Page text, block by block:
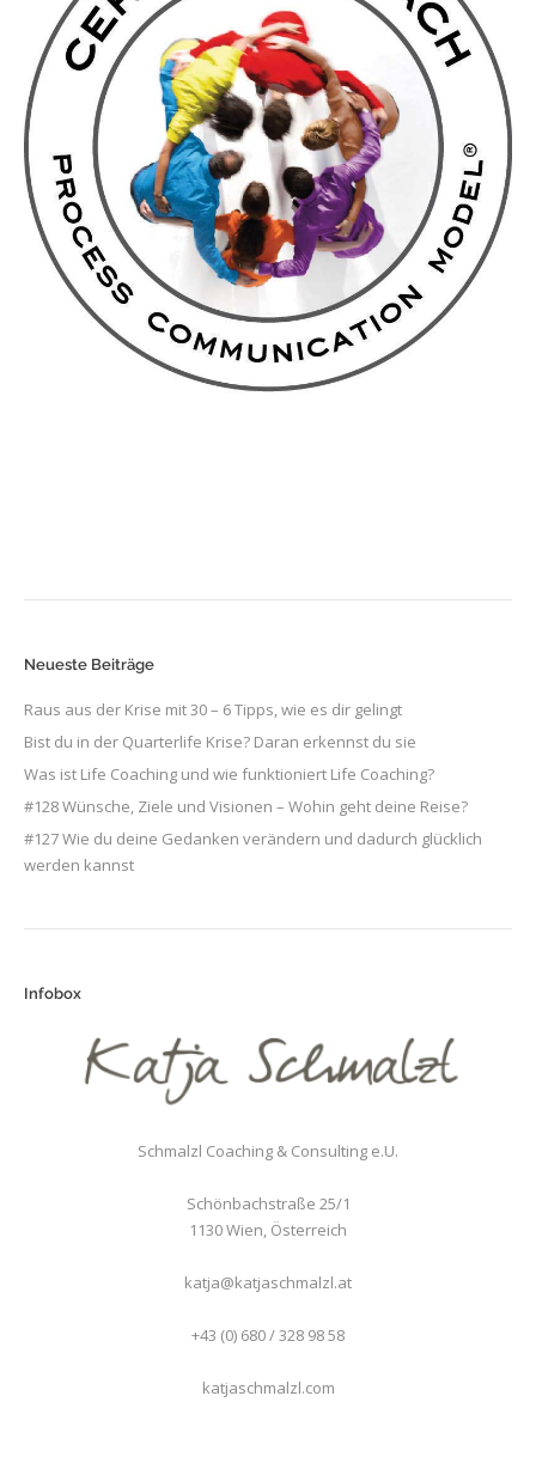
Neueste Beiträge
Raus aus der Krise mit 30 – 6 Tipps, wie es dir gelingt
Bist du in der Quarterlife Krise? Daran erkennst du sie
Was ist Life Coaching und wie funktioniert Life Coaching?
#128 Wünsche, Ziele und Visionen – Wohin geht deine Reise?
#127 Wie du deine Gedanken verändern und dadurch glücklich
werden kannst
Infobox
Schmalzl Coaching & Consulting e.U.
Schönbachstraße 25/1
1130Wien Österreich
katja@katjaschmalzl.at
+43 (0) 680 / 328 98 58
katjaschmalzl.com